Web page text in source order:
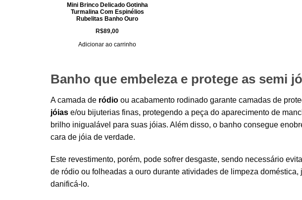
Mini Brinco Delicado Gotinha
Turmalina Com Espinélios
Rubelitas Banho Ouro
R$89,00
Adicionar ao carrinho
Banho que embeleza e protege as semi
A camada de ródio ou acabamento rodinado garante camadas de
jóias e/ou bijuterias finas, protegendo a peça do aparecimento de
brilho inigualável para suas jóias. Além disso, o banho consegue
cara de jóia de verdade.
Este revestimento, porém, pode sofrer desgaste, sendo necessário
de ródio ou folheadas a ouro durante atividades de limpeza
danificá-lo.